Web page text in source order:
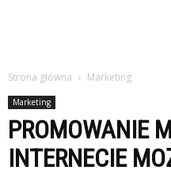
Strona główna Marketing
Marketing
PROMOWANIE
INTERNECIE